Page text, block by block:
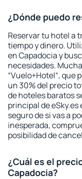
¿Dónde puedo
Reservar tu hotel a
tiempo y dinero.
en Capadocia y
necesidades.
“Vuelo+Hotel“, que
un 30% del precio
de hoteles baratos
principal de eSky.es
seguro de si vas a
inesperada,
posibilidad de
¿Cuál es el
Capadocia?